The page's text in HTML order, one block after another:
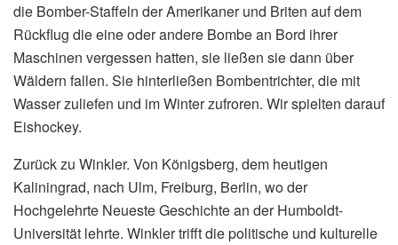
die Bomber-Staffeln der Amerikaner und Briten auf dem
Rückflug die eine oder andere Bombe an Bord ihrer
Maschinen vergessen hatten, sie ließen sie dann über
Wäldern fallen. Sie hinterließen Bombentrichter, die mit
Wasser zuliefen und im Winter zufroren. Wir spielten darauf
Eishockey.
Zurück zu Winkler. Von Königsberg, dem heutigen
Kaliningrad, nach Ulm, Freiburg, Berlin, wo der
Hochgelehrte Neueste Geschichte an der Humboldt-
Universität lehrte. Winkler trifft die politische und kulturelle